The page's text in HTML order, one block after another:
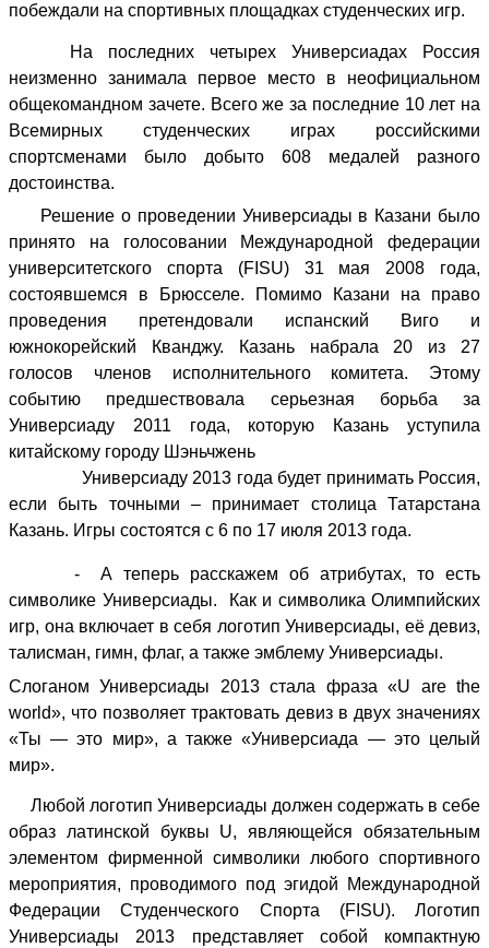
побеждали на спортивных площадках студенческих игр.
На последних четырех Универсиадах Россия
неизменно занимала первое место в неофициальном
общекомандном зачете. Всего же за последние 10 лет на
Всемирных студенческих играх российскими
спортсменами было добыто 608 медалей разного
достоинства.
Решение о проведении Универсиады в Казани было
принято на голосовании
Международной федерации
университетского спорта (FISU) 31 мая 2008 года,
состоявшемся в Брюсселе. Помимо Казани на право
проведения претендовали испанский
Виго и
южнокорейский
Кванджу. Казань набрала 20 из 27
голосов членов исполнительного комитета. Этому
событию предшествовала серьезная борьба за
Универсиаду 2011 года, которую Казань уступила
китайскому городу Шэньчжень
Универсиаду 2013 года будет принимать Россия,
если быть точными – принимает столица Татарстана
Казань. Игры состоятся с 6 по 17 июля 2013 года.
- А теперь расскажем об атрибутах, то есть
символике Универсиады. Как и символика Олимпийских
игр, она включает в себя логотип Универсиады, её девиз,
талисман, гимн, флаг, а также эмблему Универсиады.
Слоганом Универсиады 2013 стала фраза «U are the
world», что позволяет трактовать девиз в двух значениях
«Ты — это мир», а также «Универсиада — это целый
мир».
Любой логотип Универсиады должен содержать в себе
образ латинской буквы U, являющейся обязательным
элементом фирменной символики любого спортивного
мероприятия, проводимого под эгидой Международной
Федерации Студенческого Спорта (FISU). Логотип
Универсиады 2013 представляет собой компактную